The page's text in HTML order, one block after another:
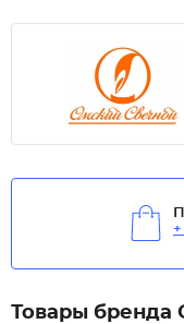
+
Товары бренда